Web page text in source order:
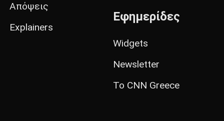
Απόψεις
Explainers
Εφημερίδες
Widgets
Newsletter
Το CNN Greece